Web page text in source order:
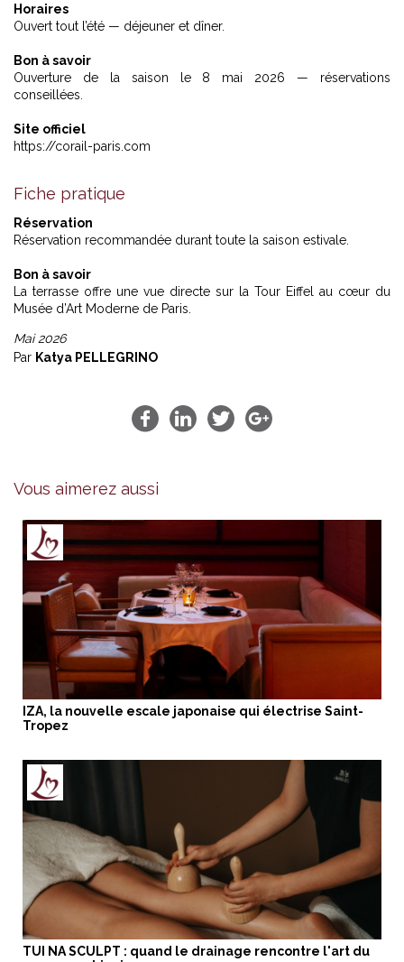
Horaires
Ouvert tout l’été — déjeuner et dîner.
Bon à savoir
Ouverture de la saison le 8 mai 2026 — réservations
conseillées.
Site officiel
https://corail-paris.com
Fiche pratique
Réservation
Réservation recommandée durant toute la saison estivale.
Bon à savoir
La terrasse offre une vue directe sur la Tour Eiffel au cœur du
Musée d’Art Moderne de Paris.
Mai 2026
Par Katya PELLEGRINO
Vous aimerez aussi
IZA, la nouvelle escale japonaise qui électrise Saint-
Tropez
TUI NA SCULPT : quand le drainage rencontre l'art du